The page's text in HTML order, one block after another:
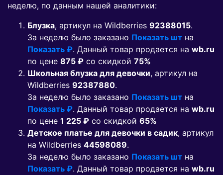
неделю, по данным нашей аналитики:
Блузка, артикул на Wildberries 92388015.
За неделю было заказано Показать шт на
Показать ₽. Данный товар продается на wb.ru
по цене 875 ₽ co скидкой 75%
Школьная блузка для девочки, артикул на
Wildberries 92387880.
За неделю было заказано Показать шт на
Показать ₽. Данный товар продается на wb.ru
по цене 1 225 ₽ co скидкой 65%
Детское платье для девочки в садик, артикул
на Wildberries 44598089.
За неделю было заказано Показать шт на
Показать ₽. Данный товар продается на wb.ru